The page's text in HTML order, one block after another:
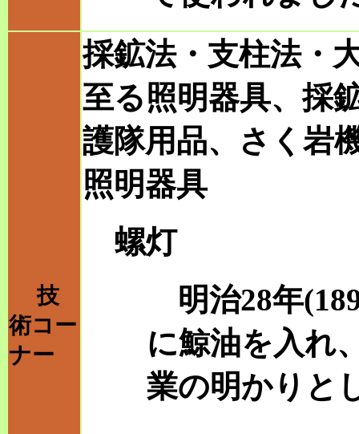
技
術コー
ナー
採鉱法・支柱法・
至る照明器具、採
護隊用品、さく岩
照明器具
螺灯
明治28年
に鯨油を入れ
業の明かりと